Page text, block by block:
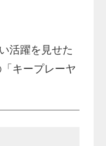
活躍を見せた
キープレーヤ